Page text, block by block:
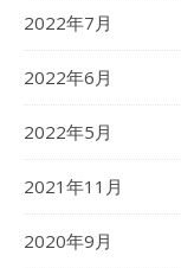
2022年7月
2022年6月
2022年5月
2021年11月
2020年9月